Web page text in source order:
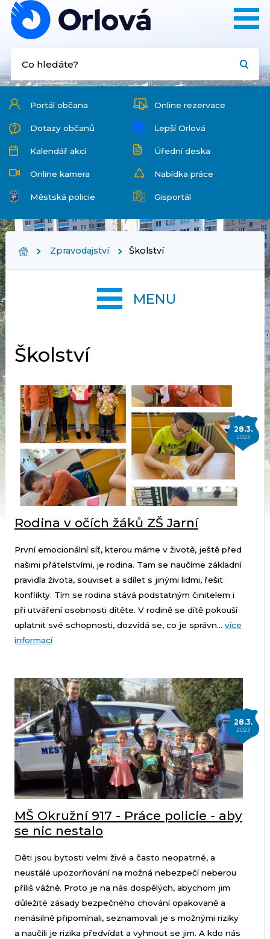
Portál občana Online rezervace
Dotazy občanů Lepší Orlová
Kalendář akcí Úřední deska
Online kamera Nabídka práce
Městská policie Gisportál
Zpravodajství Školství
Školství
28.3.
2023
Rodina v očích žáků ZŠ Jarní
První emocionální síť, kterou máme v životě, ještě před
našimi přátelstvími, je rodina. Tam se naučíme základní
pravidla života, souviset a sdílet s jinými lidmi, řešit
konflikty. Tím se rodina stává podstatným činitelem i
při utváření osobnosti dítěte. V rodině se dítě pokouší
uplatnit své schopnosti, dozvídá se, co je správn... více
informací
28.3.
2023
MŠ Okružní 917 - Práce policie - aby
se nic nestalo
Děti jsou bytosti velmi živé a často neopatrné, a
neustálé upozorňování na možná nebezpečí neberou
příliš vážně. Proto je na nás dospělých, abychom jim
důležité zásady bezpečného chování opakovaně a
nenásilně připomínali, seznamovali je s možnými riziky
a naučili je rizika předvídat a vyhnout se jim. A kdo nás
MENU